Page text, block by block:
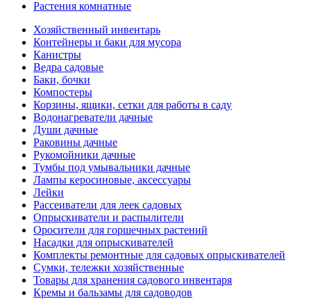
Растения комнатные
Хозяйственный инвентарь
Контейнеры и баки для мусора
Канистры
Ведра садовые
Баки, бочки
Компостеры
Корзины, ящики, сетки для работы в саду
Водонагреватели дачные
Души дачные
Раковины дачные
Рукомойники дачные
Тумбы под умывальники дачные
Лампы керосиновые, аксессуары
Лейки
Рассеиватели для леек садовых
Опрыскиватели и распылители
Оросители для горшечных растений
Насадки для опрыскивателей
Комплекты ремонтные для садовых опрыскивателей
Сумки, тележки хозяйственные
Товары для хранения садового инвентаря
Кремы и бальзамы для садоводов